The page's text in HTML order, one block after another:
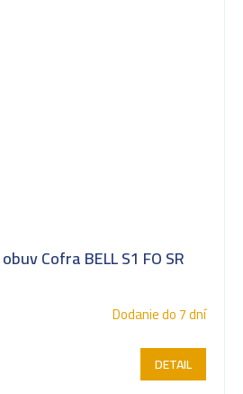
Cofra BELL S1 FO SR
Dodanie do 7 dní
DETAIL